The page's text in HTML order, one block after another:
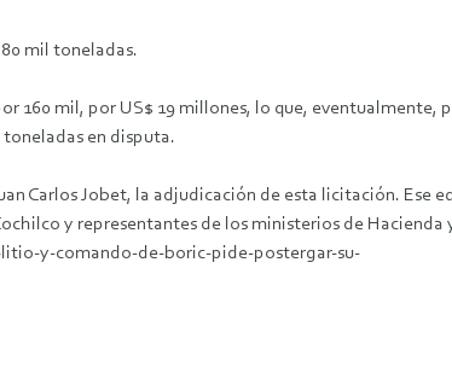
mil toneladas.
160 mil, por US$ 19 millones, lo que, eventualmente,
en disputa.
Carlos Jobet, la adjudicación de esta licitación. Ese
y representantes de los ministerios de Hacienda
y-comando-de-boric-pide-postergar-su-